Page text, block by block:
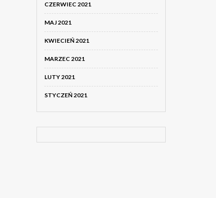
CZERWIEC 2021
MAJ 2021
KWIECIEŃ 2021
MARZEC 2021
LUTY 2021
STYCZEŃ 2021